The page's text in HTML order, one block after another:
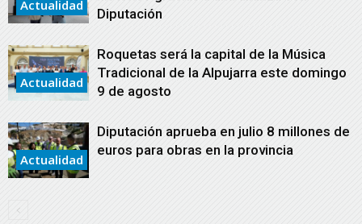
Actualidad
Diputación
Actualidad
Roquetas será la capital de la Música
Tradicional de la Alpujarra este domingo
9 de agosto
Actualidad
Diputación aprueba en julio 8 millones de
euros para obras en la provincia